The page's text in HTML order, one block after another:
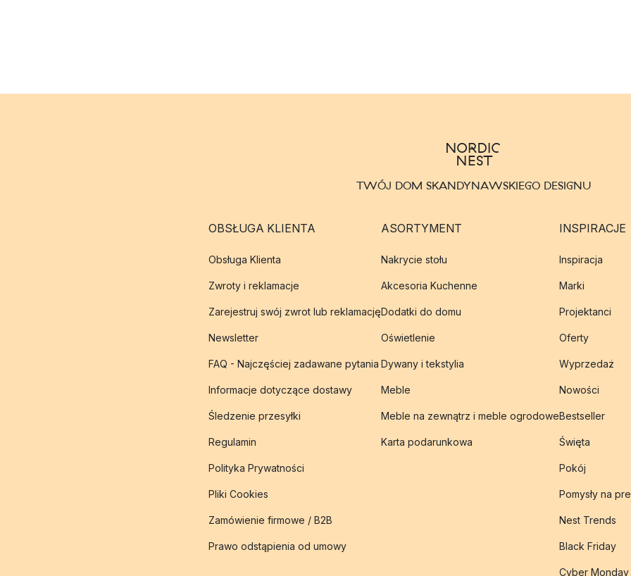
TWÓJ DOM SKANDYNAWSKIEGO DESIGNU
OBSŁUGA KLIENTA
Obsługa Klienta
Zwroty i reklamacje
Zarejestruj swój zwrot lub reklamację
Newsletter
FAQ - Najczęściej zadawane pytania
Informacje dotyczące dostawy
Śledzenie przesyłki
Regulamin
Polityka Prywatności
Pliki Cookies
Zamówienie firmowe / B2B
Prawo odstąpienia od umowy
ASORTYMENT
Nakrycie stołu
Akcesoria Kuchenne
Dodatki do domu
Oświetlenie
Dywany i tekstylia
Meble
Meble na zewnątrz i meble ogrodowe
Karta podarunkowa
INSPIRACJE
Inspiracja
Marki
Projektanci
Oferty
Wyprzedaż
Nowości
Bestseller
Święta
Pokój
Pomysły na
Nest Trends
Black Friday
Cyber Monday